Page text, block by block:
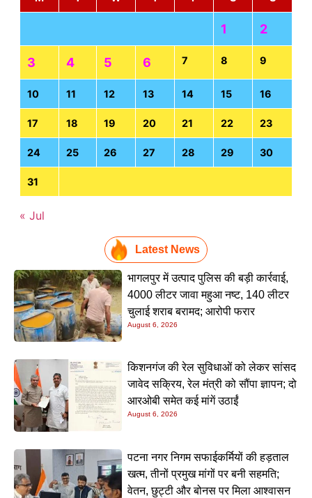
1 2
3 4 5 6 7 8 9
10 11 12 13 14 15 16
17 18 19 20 21 22 23
24 25 26 27 28 29 30
31
« Jul
Latest News
भागलपुर में उत्पाद पुलिस की बड़ी कार्रवाई,
4000 लीटर जावा महुआ नष्ट, 140 लीटर
चुलाई शराब बरामद; आरोपी फरार
August 6, 2026
किशनगंज की रेल सुविधाओं को लेकर सांसद
जावेद सक्रिय, रेल मंत्री को सौंपा ज्ञापन; दो
आरओबी समेत कई मांगें उठाईं
August 6, 2026
पटना नगर निगम सफाईकर्मियों की हड़ताल
खत्म, तीनों प्रमुख मांगों पर बनी सहमति;
वेतन, छुट्टी और बोनस पर मिला आश्वासन